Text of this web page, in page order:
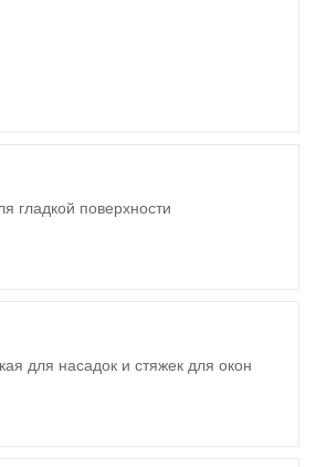
гладкой поверхности
для насадок и стяжек для окон